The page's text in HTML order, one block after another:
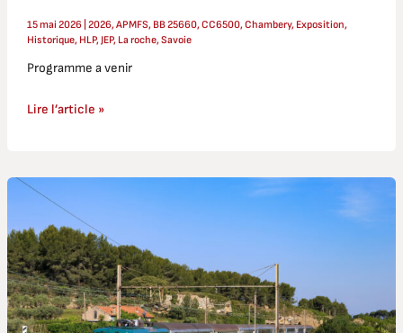
15 mai 2026 | 2026,APMFS, BB 25660,CC6500,Chambery, Exposition,
Historique, HLP, JEP, La roche,Savoie
Programme a venir
Lire l’article »
Train
calanques